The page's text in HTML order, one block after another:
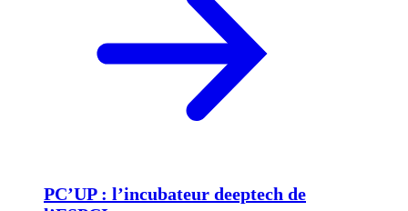
PC’UP : l’incubateur deeptech de